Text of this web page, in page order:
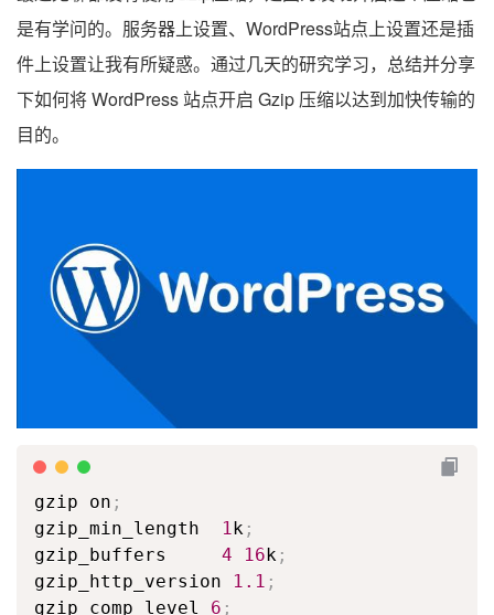
是有学问的。服务器上设置、WordPress站点上设置还是插
件上设置让我有所疑惑。通过几天的研究学习，总结并分享
下如何将 WordPress 站点开启 Gzip 压缩以达到加快传输的
目的。
gzip on ;
gzip_min_length
1 k ;
gzip_buffers 4 16 k ;
gzip_http_version
1.1 ;
gzip_comp_level 6 ;